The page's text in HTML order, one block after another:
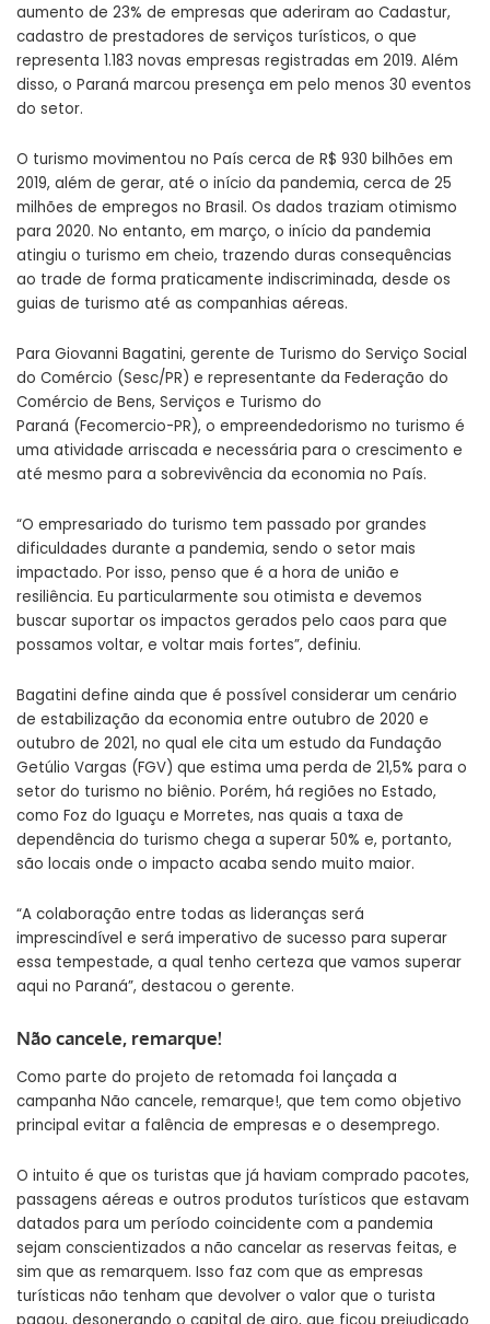
aumento de 23% de empresas que aderiram ao Cadastur,
cadastro de prestadores de serviços turísticos, o que
representa 1.183 novas empresas registradas em 2019. Além
disso, o Paraná marcou presença em pelo menos 30 eventos
do setor.
O turismo movimentou no País cerca de R$ 930 bilhões em
2019, além de gerar, até o início da pandemia, cerca de 25
milhões de empregos no Brasil. Os dados traziam otimismo
para 2020. No entanto, em março, o início da pandemia
atingiu o turismo em cheio, trazendo duras consequências
ao trade de forma praticamente indiscriminada, desde os
guias de turismo até as companhias aéreas.
Para Giovanni Bagatini, gerente de Turismo do Serviço Social
do Comércio (Sesc/PR) e representante da Federação do
Comércio de Bens, Serviços e Turismo do
Paraná (Fecomercio-PR), o empreendedorismo no turismo é
uma atividade arriscada e necessária para o crescimento e
até mesmo para a sobrevivência da economia no País.
“O empresariado do turismo tem passado por grandes
dificuldades durante a pandemia, sendo o setor mais
impactado. Por isso, penso que é a hora de união e
resiliência. Eu particularmente sou otimista e devemos
buscar suportar os impactos gerados pelo caos para que
possamos voltar, e voltar mais fortes”, definiu.
Bagatini define ainda que é possível considerar um cenário
de estabilização da economia entre outubro de 2020 e
outubro de 2021, no qual ele cita um estudo da Fundação
Getúlio Vargas (FGV) que estima uma perda de 21,5% para o
setor do turismo no biênio. Porém, há regiões no Estado,
como Foz do Iguaçu e Morretes, nas quais a taxa de
dependência do turismo chega a superar 50% e, portanto,
são locais onde o impacto acaba sendo muito maior.
“A colaboração entre todas as lideranças será
imprescindível e será imperativo de sucesso para superar
essa tempestade, a qual tenho certeza que vamos superar
aqui no Paraná”, destacou o gerente.
Não cancele, remarque!
Como parte do projeto de retomada foi lançada a
campanha Não cancele, remarque!, que tem como objetivo
principal evitar a falência de empresas e o desemprego.
O intuito é que os turistas que já haviam comprado pacotes,
passagens aéreas e outros produtos turísticos que estavam
datados para um período coincidente com a pandemia
sejam conscientizados a não cancelar as reservas feitas, e
sim que as remarquem. Isso faz com que as empresas
turísticas não tenham que devolver o valor que o turista